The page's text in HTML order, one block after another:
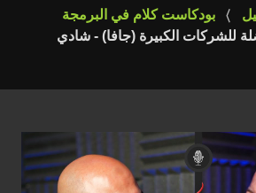
بودكاست كلام في البرمجة
للشركات الكبيرة (جافا) - شادي